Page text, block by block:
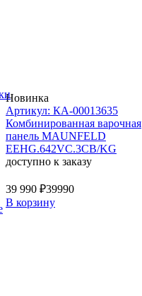
Новинка
Артикул: КА-00013635
Комбинированная варочная
панель MAUNFELD
EEHG.642VC.3CB/KG
доступно к заказу
39 990 ₽39990
В корзину